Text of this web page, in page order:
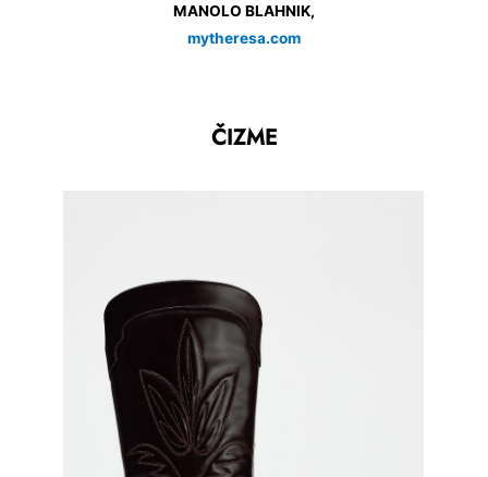
MANOLO BLAHNIK,
mytheresa.com
ČIZME